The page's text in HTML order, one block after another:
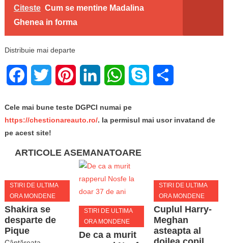
Citeste Cum se mentine Madalina
Ghenea in forma
Distribuie mai departe
FacebookTwitter PinterestLinkedIn WhatsApp
Skype
Cele mai bune teste DGPCI numai pe
https://chestionareauto.ro/. Ia permisul mai usor invatand de
pe acest site!
ARTICOLE ASEMANATOARE
STIRI DE ULTIMA
ORA MONDENE
Shakira se
desparte de
Pique
STIRI DE ULTIMA
ORA MONDENE
De ca a murit
STIRI DE ULTIMA
ORA MONDENE
Cuplul Harry-
Meghan
asteapta al